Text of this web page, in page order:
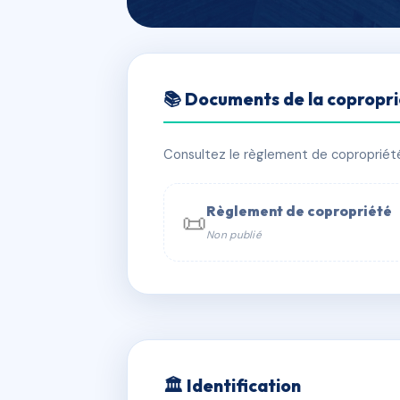
Villa Bartole
📍 Villa Bartole, 1 bis Boulevard de
📞 Contacter Syndic Digital
📚 Documents de la
Consultez le règlement de
📜Règlement de copropriété
Non publié
🏛 Identification